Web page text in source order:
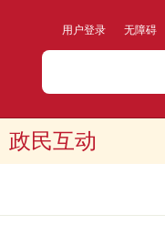
用户登录 无障碍
政民互动